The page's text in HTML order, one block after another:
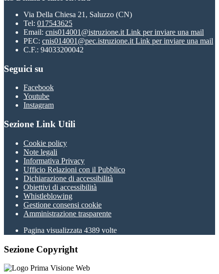
Via Della Chiesa 21, Saluzzo (CN)
Tel: 017543625
Email: cnis014001@istruzione.it Link per inviare una mail
PEC: cnis014001@pec.istruzione.it Link per inviare una mail
C.F.: 94033200042
Seguici su
Facebook
Youtube
Instagram
Sezione Link Utili
Cookie policy
Note legali
Informativa Privacy
Ufficio Relazioni con il Pubblico
Dichiarazione di accessibilità
Obiettivi di accessibilità
Whistleblowing
Gestione consensi cookie
Amministrazione trasparente
Pagina visualizzata 4389 volte
Sezione Copyright